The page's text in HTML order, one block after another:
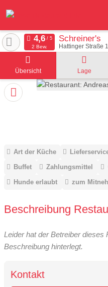
Schreiner's
Hattinger Straße
2 Bew.
Übersicht Lage
Art der Küche
Buffet
Zahlungsmittel
Hunde erlaubt
zum
Beschreibung
Leider hat der Betreiber dieses
Beschreibung hinterlegt.
Kontakt